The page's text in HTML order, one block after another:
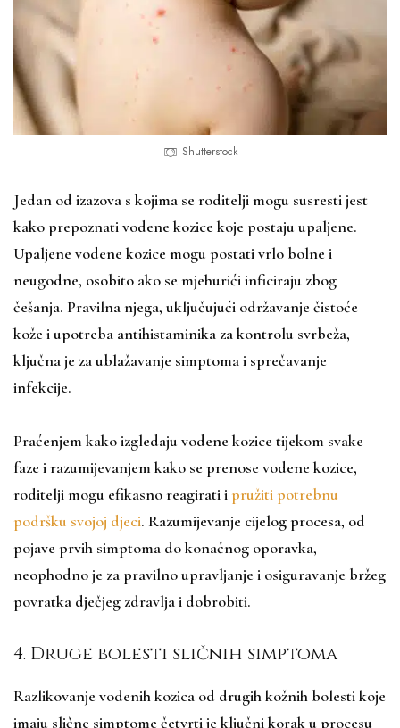
Shutterstock
Jedan od izazova s kojima se roditelji mogu susresti jest
kako prepoznati vodene kozice koje postaju upaljene.
Upaljene vodene kozice mogu postati vrlo bolne i
neugodne, osobito ako se mjehurići inficiraju zbog
češanja. Pravilna njega, uključujući održavanje čistoće
kože i upotreba antihistaminika za kontrolu svrbeža,
ključna je za ublažavanje simptoma i sprečavanje
infekcije.
Praćenjem kako izgledaju vodene kozice tijekom svake
faze i razumijevanjem kako se prenose vodene kozice,
roditelji mogu efikasno reagirati ipružiti potrebnu
podršku svojoj djeci. Razumijevanje cijelog procesa, od
pojave prvih simptoma do konačnog oporavka,
neophodno je za pravilno upravljanje i osiguravanje bržeg
povratka dječjeg zdravlja i dobrobiti.
4. Druge bolesti sličnih simptoma
Razlikovanje vodenih kozica od drugih kožnih bolesti koje
imaju slične simptome četvrti je ključni korak u procesu